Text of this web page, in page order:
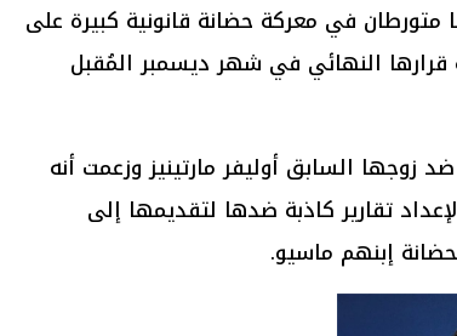
متورطان في معركة حضانة قانونية كبيرة على
النهائي في شهر ديسمبر المُقبل
السابق أوليفر مارتينيز وزعمت أنه
تقارير كاذبة ضدها لتقديمها إلى
إبنهم ماسيو.